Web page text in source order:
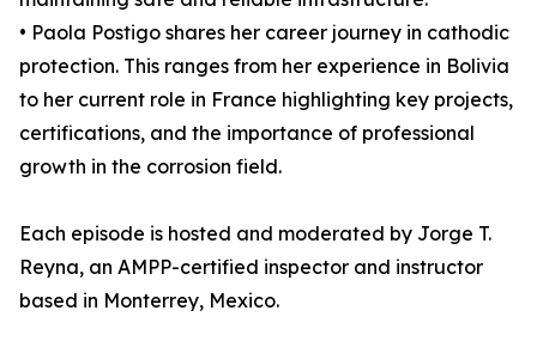
• Paola Postigo shares her career journey in cathodic
protection. This ranges from her experience in Bolivia
to her current role in France highlighting key projects,
certifications, and the importance of professional
growth in the corrosion field.
Each episode is hosted and moderated by Jorge T.
Reyna, an AMPP-certified inspector and instructor
based in Monterrey, Mexico.